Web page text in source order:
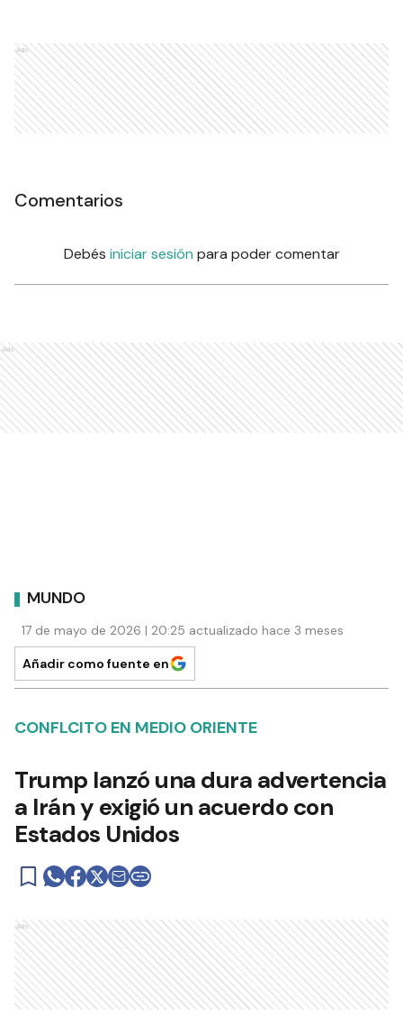
Ads
Comentarios
Debés iniciar sesión para poder comentar
Ads
MUNDO
17 de mayo de 2026 | 20:25 actualizado hace 3 meses
Añadir como fuente en
CONFLCITO EN MEDIO ORIENTE
Trump lanzó una dura advertencia
a Irán y exigió un acuerdo con
Estados Unidos
Ads